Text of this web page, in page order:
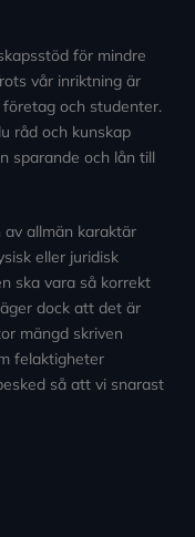
för mindre
vår inriktning är
och studenter.
råd och kunskap
sparande och lån till
allmän karaktär
eller juridisk
ska vara så korrekt
dock att det är
mängd skriven
felaktigheter
så att vi snarast